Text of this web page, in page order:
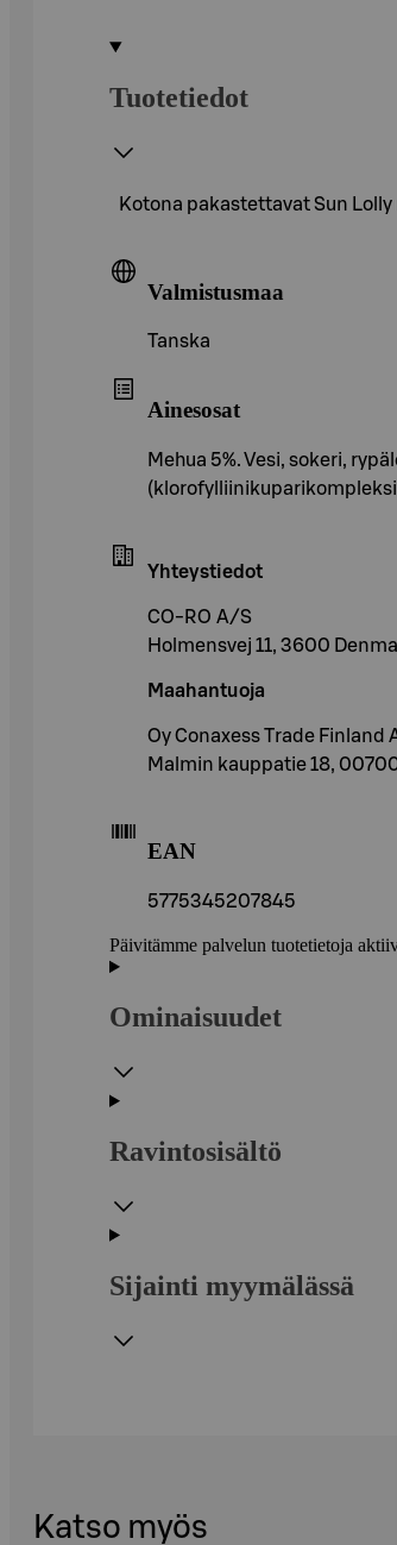
Tuotetiedot
Kotona pakastettavat Sun
Valmistusmaa
Tanska
Ainesosat
Mehua 5%. Vesi, sokeri,
Yhteystiedot
CO-RO A/S
Holmensvej 11, 3600
Maahantuoja
Oy Conaxess Trade Finland
Malmin kauppatie 18,
EAN
5775345207845
Päivitämme palvelun tuotetietoja
Ominaisuudet
Ravintosisältö
Sijainti myymälässä
Katso myös